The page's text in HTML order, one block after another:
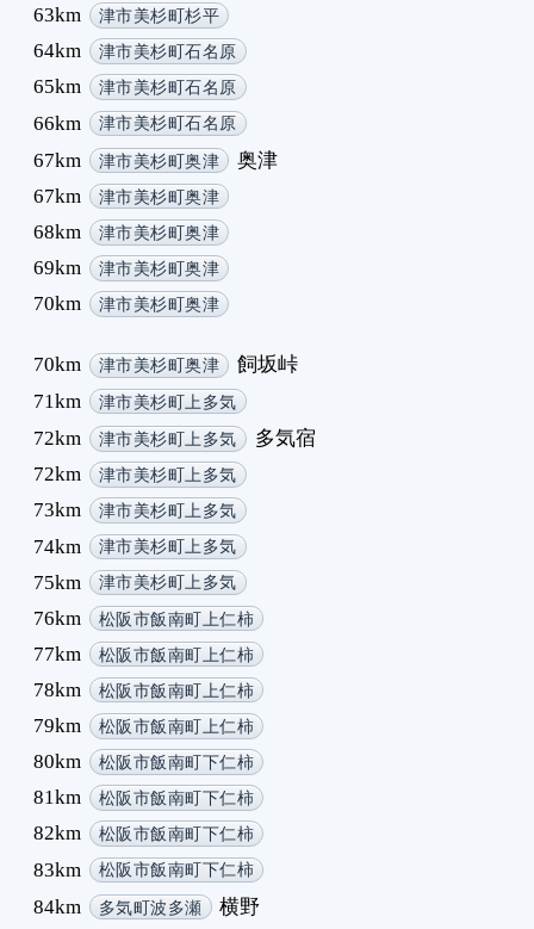
63km 津市美杉町杉平
64km 津市美杉町石名原
65km 津市美杉町石名原
66km 津市美杉町石名原
67km 津市美杉町奥津
奥津
67km
津市美杉町奥津
68km 津市美杉町奥津
69km 津市美杉町奥津
70km 津市美杉町奥津
70km 津市美杉町奥津
飼坂峠
71km
津市美杉町上多気
72km 津市美杉町上多気
多気宿
72km
津市美杉町上多気
73km 津市美杉町上多気
74km 津市美杉町上多気
75km 津市美杉町上多気
76km 松阪市飯南町上仁柿
77km 松阪市飯南町上仁柿
78km 松阪市飯南町上仁柿
79km 松阪市飯南町上仁柿
80km 松阪市飯南町下仁柿
81km 松阪市飯南町下仁柿
82km 松阪市飯南町下仁柿
83km 松阪市飯南町下仁柿
84km 多気町波多瀬
横野